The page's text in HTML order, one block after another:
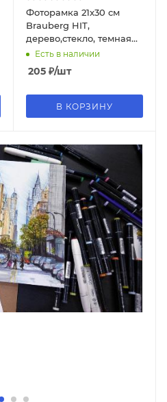
Фоторамка 21х30 см
Brauberg HIT,
дерево,стекло, темная
вишня, 390257
Есть в наличии
205 ₽/шт
В КОРЗИНУ